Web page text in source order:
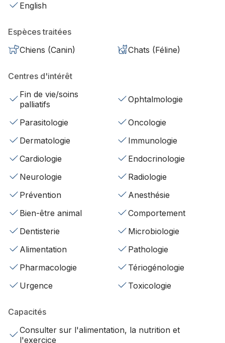
English
Espèces traitées
Chiens (Canin)
Chats (Féline)
Centres d'intérêt
Fin de vie/soins
palliatifs
Ophtalmologie
Parasitologie
Oncologie
Dermatologie
Immunologie
Cardiologie
Endocrinologie
Neurologie
Radiologie
Prévention
Anesthésie
Bien-être animal
Comportement
Dentisterie
Microbiologie
Alimentation
Pathologie
Pharmacologie
Tériogénologie
Urgence
Toxicologie
Capacités
Consulter sur l'alimentation, la nutrition et
l'exercice